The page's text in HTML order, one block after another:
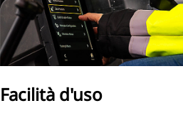
Facilità d'uso